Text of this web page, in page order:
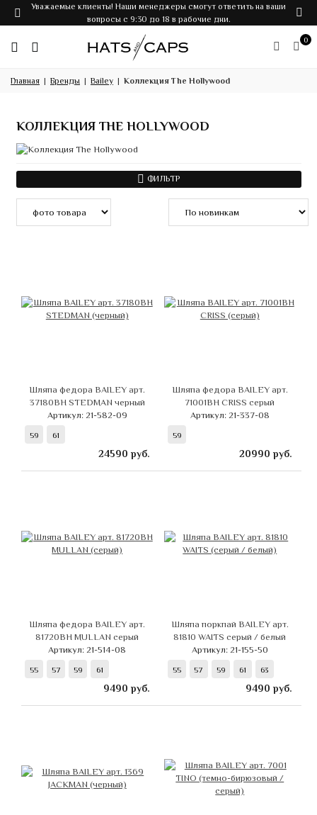
Уважаемые клиенты! Наши менеджеры смогут ответить на ваши
вопросы с 9:30 до 18 в рабочие дни.
0
Главная Бренды Bailey Коллекция The Hollywood
КОЛЛЕКЦИЯ THE HOLLYWOOD
ФИЛЬТР
Шляпа федора BAILEY арт.
37180BH STEDMAN черный
Артикул: 21-582-09
59 61
24590 руб.
Шляпа федора BAILEY арт.
71001BH CRISS серый
Артикул: 21-337-08
59
20990 руб.
Шляпа федора BAILEY арт.
81720BH MULLAN серый
Артикул: 21-514-08
55 57 59 61
9490 руб.
Шляпа поркпай BAILEY арт.
81810 WAITS серый / белый
Артикул: 21-155-50
55 57 59 61 63
9490 руб.